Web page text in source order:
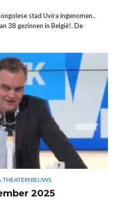
stad Uvira ingenomen..
38 gezinnen in België!. De
2025